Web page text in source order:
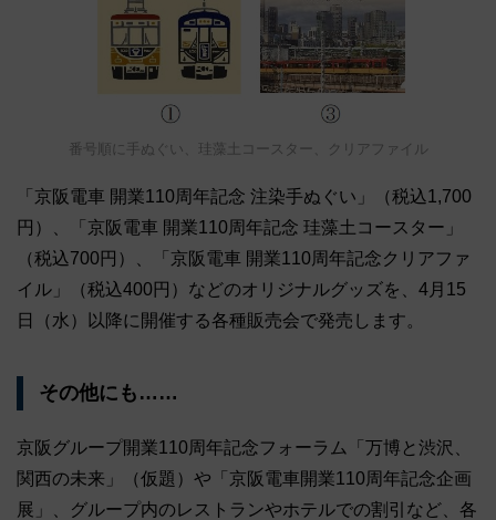
番号順に手ぬぐい、珪藻土コースター、クリアファイル
「京阪電車 開業110周年記念 注染手ぬぐい」（税込1,700
円）、「京阪電車 開業110周年記念 珪藻土コースター」
（税込700円）、「京阪電車 開業110周年記念クリアファ
イル」（税込400円）などのオリジナルグッズを、4月15
日（水）以降に開催する各種販売会で発売します。
その他にも……
京阪グループ開業110周年記念フォーラム「万博と渋沢、
関西の未来」（仮題）や「京阪電車開業110周年記念企画
展」、グループ内のレストランやホテルでの割引など、各